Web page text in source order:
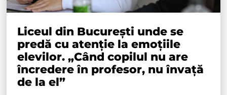
Liceul din București unde se
predă cu atenție la emoțiile
elevilor. „Când copilul nu are
încredere în profesor, nu învață
de la el”